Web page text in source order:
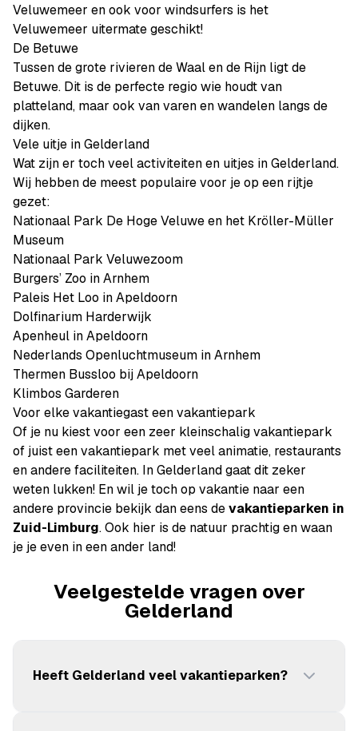
Veluwemeer en ook voor windsurfers is het
Veluwemeer uitermate geschikt!
De Betuwe
Tussen de grote rivieren de Waal en de Rijn ligt de
Betuwe. Dit is de perfecte regio wie houdt van
platteland, maar ook van varen en wandelen langs de
dijken.
Vele uitje in Gelderland
Wat zijn er toch veel activiteiten en uitjes in Gelderland.
Wij hebben de meest populaire voor je op een rijtje
gezet:
Nationaal Park De Hoge Veluwe en het Kröller-Müller
Museum
Nationaal Park Veluwezoom
Burgers’ Zoo in Arnhem
Paleis Het Loo in Apeldoorn
Dolfinarium Harderwijk
Apenheul in Apeldoorn
Nederlands Openluchtmuseum in Arnhem
Thermen Bussloo bij Apeldoorn
Klimbos Garderen
Voor elke vakantiegast een vakantiepark
Of je nu kiest voor een zeer kleinschalig vakantiepark
of juist een vakantiepark met veel animatie, restaurants
en andere faciliteiten. In Gelderland gaat dit zeker
weten lukken! En wil je toch op vakantie naar een
andere provincie bekijk dan eens devakantieparken in
Zuid-Limburg. Ook hier is de natuur prachtig en waan
je je even in een ander land!
Veelgestelde vragen over
Gelderland
Heeft Gelderland veel vakantieparken?